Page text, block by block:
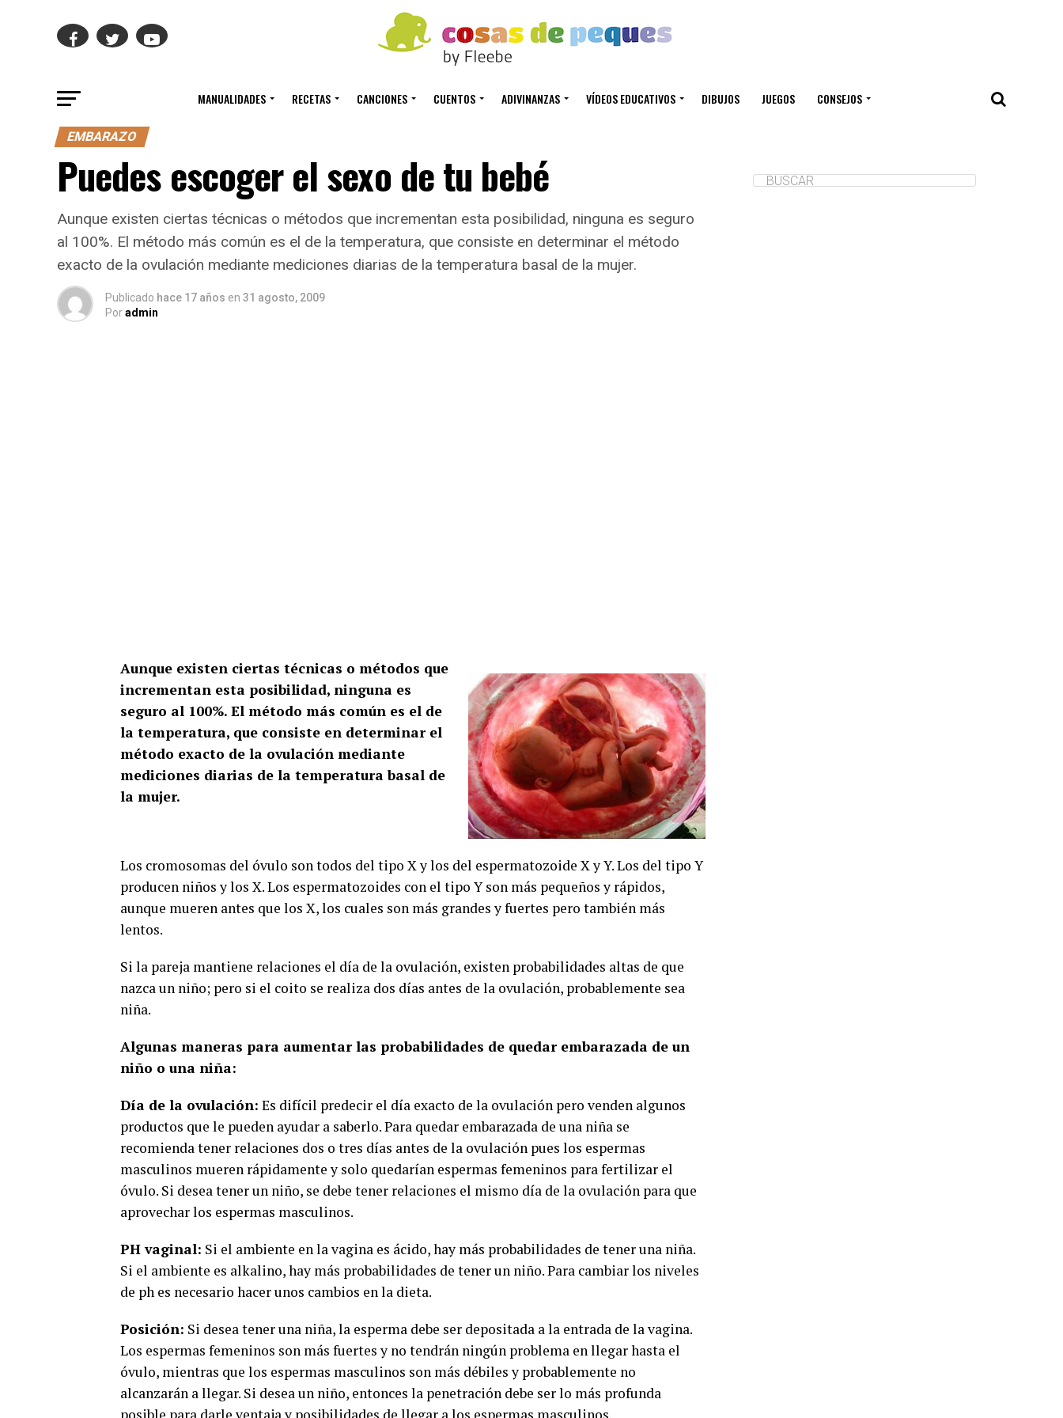
MANUALIDADES RECETAS CANCIONES CUENTOS ADIVINANZAS VÍDEOS EDUCATIVOS DIBUJOS JUEGOS CONSEJOS
EMBARAZO
Puedes escoger el sexo de tu bebé
Aunque existen ciertas técnicas o métodos que incrementan esta posibilidad, ninguna es seguro
al 100%. El método más común es el de la temperatura, que consiste en determinar el método
exacto de la ovulación mediante mediciones diarias de la temperatura basal de la mujer.
Publicado hace 17 años en 31 agosto, 2009
Poradmin
Aunque existen ciertas técnicas o métodos que
incrementan esta posibilidad, ninguna es
seguro al 100%. El método más común es el de
la temperatura, que consiste en determinar el
método exacto de la ovulación mediante
mediciones diarias de la temperatura basal de
la mujer.
Los cromosomas del óvulo son todos del tipo X y los del espermatozoide X y Y. Los del tipo Y
producen niños y los X. Los espermatozoides con el tipo Y son más pequeños y rápidos,
aunque mueren antes que los X, los cuales son más grandes y fuertes pero también más
lentos.
Si la pareja mantiene relaciones el día de la ovulación, existen probabilidades altas de que
nazca un niño; pero si el coito se realiza dos días antes de la ovulación, probablemente sea
niña.
Algunas maneras para aumentar las probabilidades de quedar embarazada de un
niño o una niña:
Día de la ovulación: Es difícil predecir el día exacto de la ovulación pero venden algunos
productos que le pueden ayudar a saberlo. Para quedar embarazada de una niña se
recomienda tener relaciones dos o tres días antes de la ovulación pues los espermas
masculinos mueren rápidamente y solo quedarían espermas femeninos para fertilizar el
óvulo. Si desea tener un niño, se debe tener relaciones el mismo día de la ovulación para que
aprovechar los espermas masculinos.
PH vaginal: Si el ambiente en la vagina es ácido, hay más probabilidades de tener una niña.
Si el ambiente es alkalino, hay más probabilidades de tener un niño. Para cambiar los niveles
de ph es necesario hacer unos cambios en la dieta.
Posición: Si desea tener una niña, la esperma debe ser depositada a la entrada de la vagina.
Los espermas femeninos son más fuertes y no tendrán ningún problema en llegar hasta el
óvulo, mientras que los espermas masculinos son más débiles y probablemente no
alcanzarán a llegar. Si desea un niño, entonces la penetración debe ser lo más profunda